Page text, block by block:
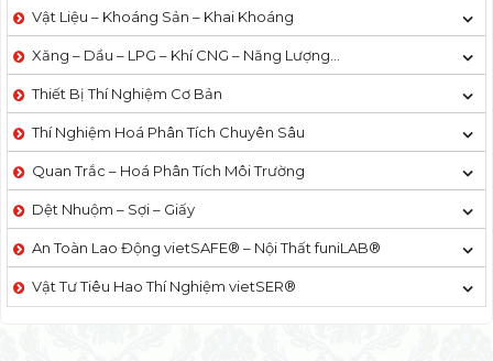
Vật Liệu – Khoáng Sản – Khai Khoáng
Xăng – Dầu – LPG – Khí CNG – Năng Lượng…
Thiết Bị Thí Nghiệm Cơ Bản
Thí Nghiệm Hoá Phân Tích Chuyên Sâu
Quan Trắc – Hoá Phân Tích Môi Trường
Dệt Nhuộm – Sợi – Giấy
An Toàn Lao Động vietSAFE® – Nội Thất funiLAB®
Vật Tư Tiêu Hao Thí Nghiệm vietSER®